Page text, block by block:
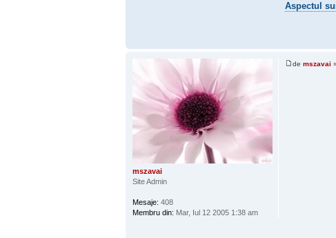
Aspectul
.
de mszavai
mszavai
Site Admin
Mesaje: 408
Membru din: Mar, Iul 12 2005 1:38 am